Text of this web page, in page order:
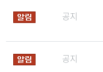
공지
공지